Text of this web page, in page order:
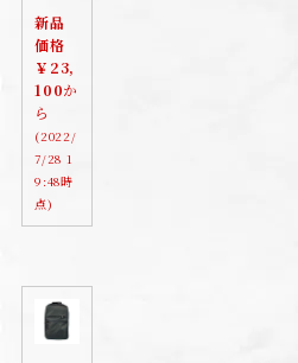
新品
価格
￥23,
100か
ら
(2022/
7/28 1
9:48時
点)